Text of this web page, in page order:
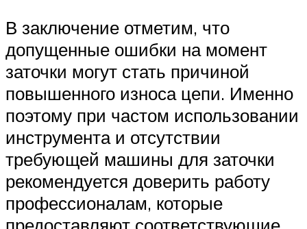
В заключение отметим, что
допущенные ошибки на момент
заточки могут стать причиной
повышенного износа цепи. Именно
поэтому при частом использовании
инструмента и отсутствии
требующей машины для заточки
рекомендуется доверить работу
профессионалам, которые